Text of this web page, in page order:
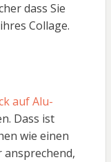
dass Sie
Collage.
auf Alu-
Dass ist
wie einen
ansprechend,